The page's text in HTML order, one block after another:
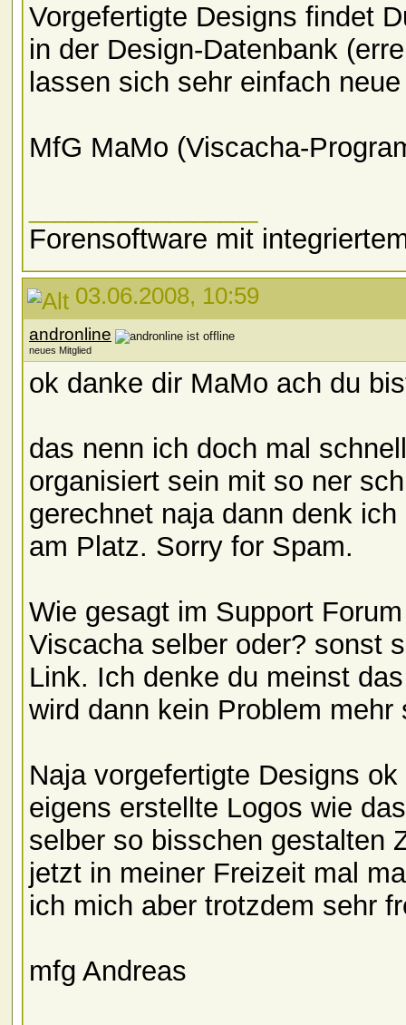
Vorgefertigte Designs findet
in der Design-Datenbank
lassen sich sehr einfach
MfG MaMo (Viscacha-
Forensoftware mit
03.06.2008, 10:59
andronline
neues Mitglied
ok danke dir MaMo ach du
das nenn ich doch mal
organisiert sein mit so ner
gerechnet naja dann denk
am Platz. Sorry for Spam.
Wie gesagt im Support
Viscacha selber oder? sonst
Link. Ich denke du meinst
wird dann kein Problem
Naja vorgefertigte Designs
eigens erstellte Logos wie
selber so bisschen gestalten
jetzt in meiner Freizeit mal
ich mich aber trotzdem sehr
mfg Andreas